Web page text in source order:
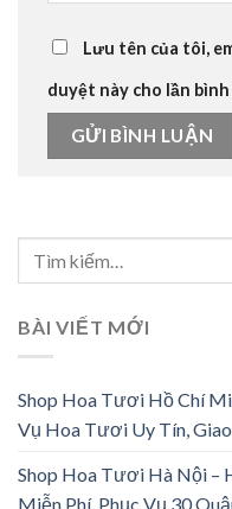
Lưu tên của tôi,
duyệt này cho lần
BÀI VIẾT MỚI
Shop Hoa Tươi Hồ Chí
Vụ Hoa Tươi Uy Tín,
Shop Hoa Tươi Hà Nội –
Miễn Phí, Phục Vụ 30